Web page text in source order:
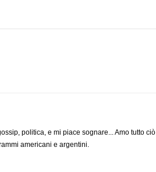
politica, e mi piace sognare... Amo tutto ciò
americani e argentini.